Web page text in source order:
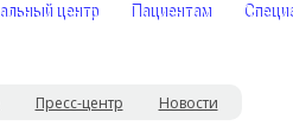
центр Пациентам
Пресс-центр Новости